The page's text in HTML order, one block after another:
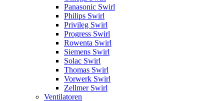
Panasonic Swirl
Philips Swirl
Privileg Swirl
Progress Swirl
Rowenta Swirl
Siemens Swirl
Solac Swirl
Thomas Swirl
Vorwerk Swirl
Zellmer Swirl
Ventilatoren